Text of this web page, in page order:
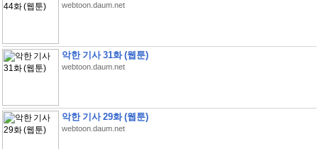
webtoon.daum.net
악한 기사 31화 (웹툰)
webtoon.daum.net
악한 기사 29화 (웹툰)
webtoon.daum.net